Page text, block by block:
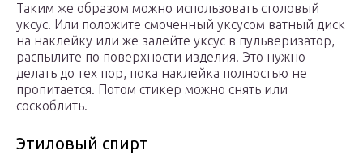
Таким же образом можно использовать столовый
уксус. Или положите смоченный уксусом ватный диск
на наклейку или же залейте уксус в пульверизатор,
распылите по поверхности изделия. Это нужно
делать до тех пор, пока наклейка полностью не
пропитается. Потом стикер можно снять или
соскоблить.
Этиловый спирт